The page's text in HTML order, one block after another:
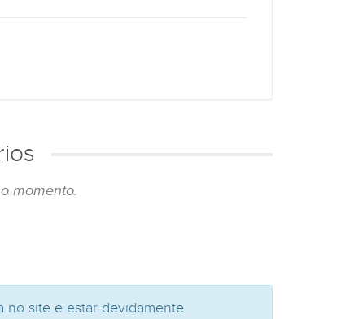
momento.
no site e estar devidamente